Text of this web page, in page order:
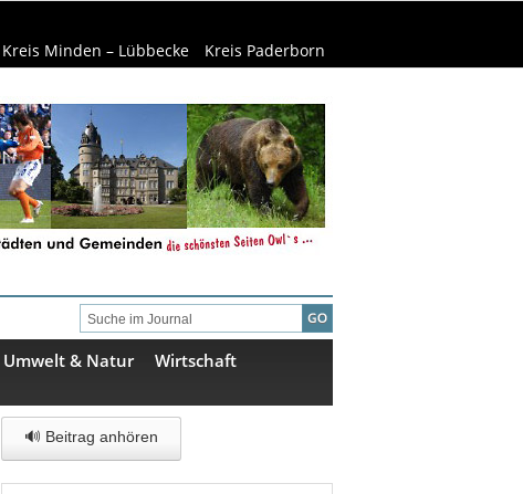
Kreis Minden – Lübbecke Kreis Paderborn
Umwelt & Natur
Wirtschaft
🔊 Beitrag anhören